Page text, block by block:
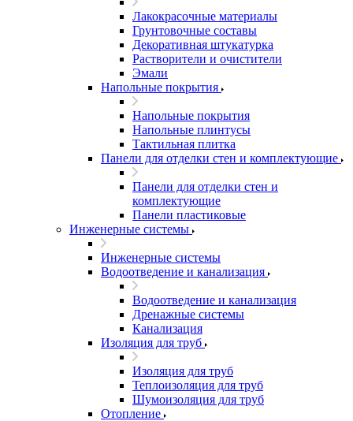
Лакокрасочные материалы
Грунтовочные составы
Декоративная штукатурка
Растворители и очистители
Эмали
Напольные покрытия
Напольные покрытия
Напольные плинтусы
Тактильная плитка
Панели для отделки стен и комплектующие
Панели для отделки стен и
комплектующие
Панели пластиковые
Инженерные системы
Инженерные системы
Водоотведение и канализация
Водоотведение и канализация
Дренажные системы
Канализация
Изоляция для труб
Изоляция для труб
Теплоизоляция для труб
Шумоизоляция для труб
Отопление